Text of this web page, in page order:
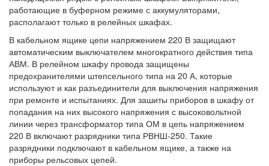
работающие в буферном режиме с аккумуляторами,
располагают только в релейных шкафах.
В кабельном ящике цепи напряжением 220 В защищают
автоматическим выключателем многократного действия типа
АВМ. В релейном шкафу провода защищены
предохранителями штепсельного типа на 20 А, которые
используют и как разъединители для выключения напряжения
при ремонте и испытаниях. Для зашиты приборов в шкафу от
попадания на них высокого напряжения с высоковольтной
линии через трансформатор типа ОМ в цепь напряжением
220 В включают разрядники типа РВНШ-250. Такие
разрядники подключают в кабельном ящике, а также на
приборы рельсовых цепей.